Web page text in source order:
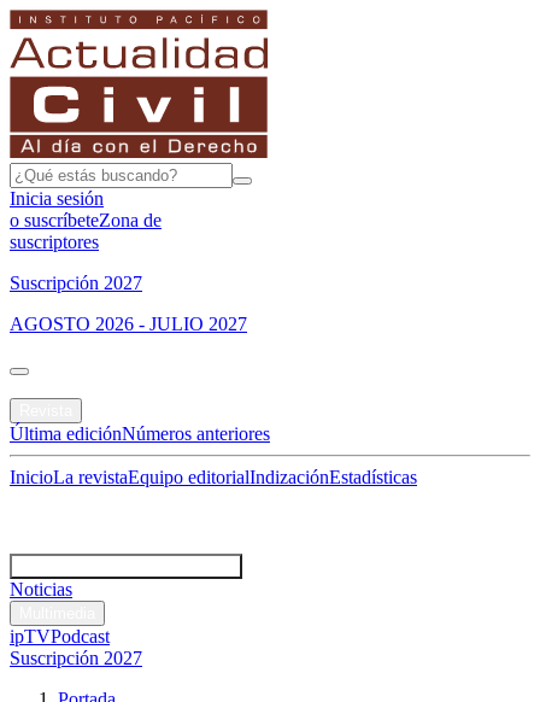
Inicia sesión
o suscríbeteZona de
suscriptores
Suscripción 2027
AGOSTO 2026 - JULIO 2027
Última ediciónNúmeros anteriores
InicioLa revistaEquipo editorialIndizaciónEstadísticas
Noticias
ipTVPodcast
Suscripción 2027